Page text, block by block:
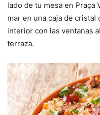
lado de tu mesa en Praça
mar en una caja de
interior con las ventanas
terraza.